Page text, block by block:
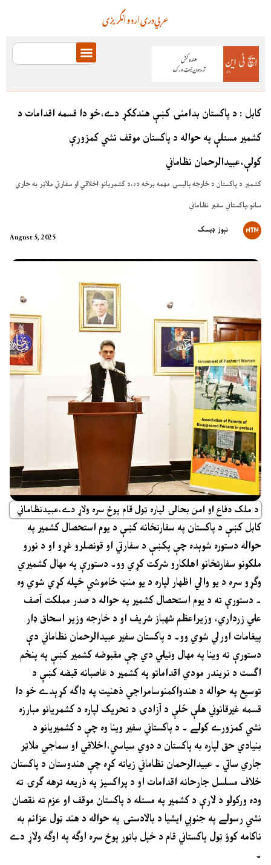
انگریزیاردودریعربي
کابل : د پاکستان بدامنۍ کښې هندککړ دے،خو دا قسمه اقدامات د
کشمير مسئلې په حواله د پاکستان موقف نشي کمزورې
کولې،عبيدالرحمان نظاماني
کشمير د پاکستان د خارجه پاليسۍ مهمه برخه ده،د کشمريانو اخلاقي او سفارتي ملاټر به جاري
ساتو،پاکستاني سفير نظاماني
August 5, 2025
نېوز ډیسک
د ملک دفاع او امن بحالۍ لپاره ټول قام پوځ سره ولاړ دے،عبيدنظاماني
کابل کښې د پاکستان په سفارتخانه کښې د يوم استحصال کشمير په
حواله دستوره شوېده چې پکښې د سفارتي او قونصلرو غړو او د نورو
ملکونو سفارتخانو اهلکارو شرکت کړي وو۔ دستورې په مهال کشميري
وګړو سره د يو والي اظهار لپاره د يو منټ خاموشي خپله کړي شوي وه
۔ دستورې ته د يوم استحصال کشمير په حواله د صدر مملکت آصف
علي زرداري، وزيراعظم شهباز شريف او د خارجه وزير اسحاق ډار
پيغامات اورلي شوي وو۔ د پاکستان سفير عبيدالرحمان نظاماني دې
دستورې ته وينا په مهال وئيلي دي چې مقبوضه کشمير کښې په پنځم
اګست د نريندر مودي اقداماتو په کشمير د غاصبانه قبضه کښې د
توسيع په حواله د هندواکمنوسامراجي ذهنيت په ډاګه کړېدے خو دا
قسمه غيرقانوني هلې ځلې د آزادۍ د تحريک لپاره د کشمريانو مبارزه
نشي کمزورے کولے ۔ د پاکستاني سفير وينا وه چې د کشميريانو د
بنيادي حق لپاره به پاکستان د دوي سياسي،اخلاقي او سماجي ملاټر
جاري ساتي ۔ عبيدالرحمان نظاماني زياته کړه چې هندوستان د پاکستان
خلاف مسلسل جارحانه اقدامات او د پراکسيز په ذريعه ترهه ګرۍ ته
وده ورکولو د لارې د کشمير په مسئله د پاکستان موقف او عزم ته نقصان
نشي رسولے په جنوبي ايشيا د بالادستۍ په حواله د هند ټول عزائم به
ناکامه کوؤ ټول پاکستاني قام د خپل باتور پوځ سره اوګه په اوګه ولاړ دے
۔